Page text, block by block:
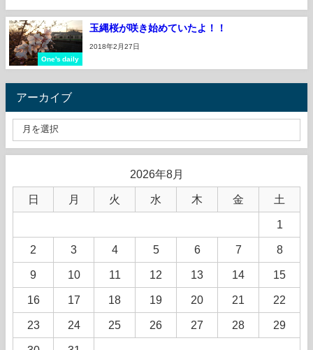
One's daily
玉縄桜が咲き始めていたよ！！
2018年2月27日
アーカイブ
2026年8月
日 月 火 水 木 金 土
1
2 3 4 5 6 7 8
9 10 11 12 13 14 15
16 17 18 19 20 21 22
23 24 25 26 27 28 29